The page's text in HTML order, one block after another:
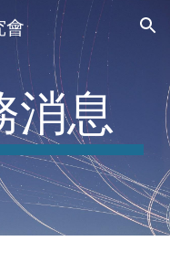
Skip to navigation
會
消息